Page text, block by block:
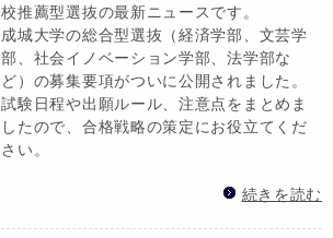
校推薦型選抜の最新ニュースです。
成城大学の総合型選抜（経済学部、文芸学
部、社会イノベーション学部、法学部な
ど）の募集要項がついに公開されました。
試験日程や出願ルール、注意点をまとめま
したので、合格戦略の策定にお役立てくだ
さい。
続きを読む